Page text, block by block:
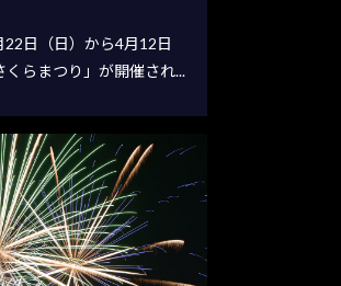
日（日）から4月12日
くらまつり」が開催され...